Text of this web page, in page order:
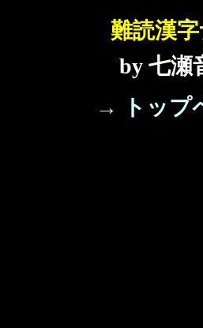
難読漢
by 七瀬
→ トップ